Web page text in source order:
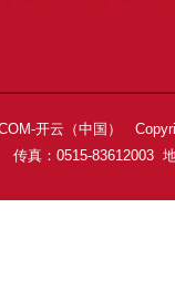
开云（中国）
传真：0515-83612003